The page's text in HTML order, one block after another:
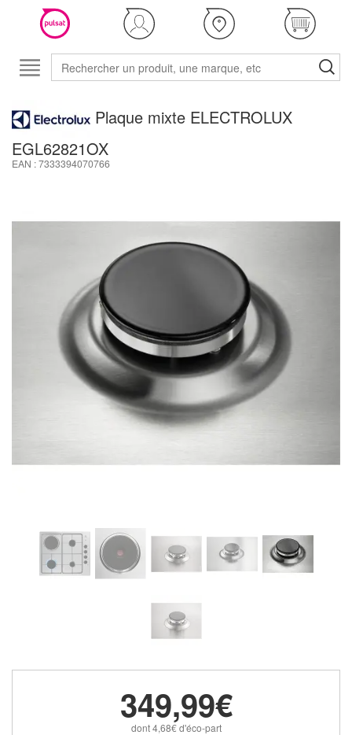
Plaque mixte ELECTROLUX
EGL62821OX
EAN : 7333394070766
349,99€
dont 4,68€ d'éco-part